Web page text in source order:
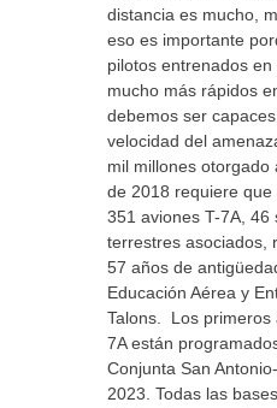
distancia es mucho,
eso es importante
pilotos entrenados en
mucho más rápidos
debemos ser
velocidad del
mil millones otorgado
de 2018 requiere que
351 aviones T-7A, 46
terrestres asociados,
57 años de
Educación Aérea y
Talons. Los primeros
7A están
Conjunta San
2023. Todas las